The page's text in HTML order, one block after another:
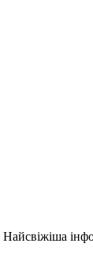
Найсвіжіша